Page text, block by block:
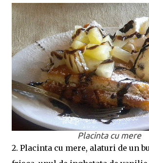
Placinta cu mere
2. Placinta cu mere, alaturi de un